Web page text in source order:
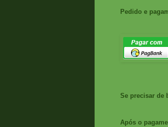
Pedido e
Se precisar de
Após o